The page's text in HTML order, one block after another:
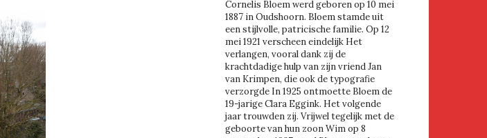
Cornelis Bloem werd geboren op 10 mei
1887 in Oudshoorn. Bloem stamde uit
een stijlvolle, patricische familie. Op 12
mei 1921 verscheen eindelijk Het
verlangen, vooral dank zij de
krachtdadige hulp van zijn vriend Jan
van Krimpen, die ook de typografie
verzorgde In 1925 ontmoette Bloem de
19-jarige Clara Eggink. Het volgende
jaar trouwden zij. Vrijwel tegelijk met de
geboorte van hun zoon Wim op 8